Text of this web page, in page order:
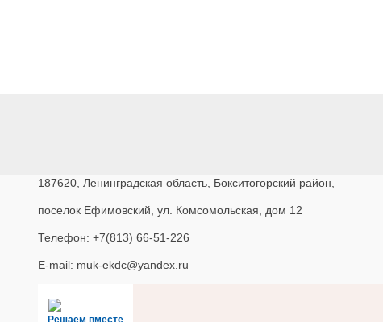
187620, Ленинградская область, Бокситогорский район,
поселок Ефимовский, ул. Комсомольская, дом 12
Телефон: +7(813) 66-51-226
E-mail: muk-ekdc@yandex.ru
Решаем вместе